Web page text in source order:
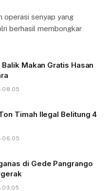
operasi senyap yang
berhasil membongkar
Balik Makan Gratis Hasan
08.05
Timah Ilegal Belitung 4
06.05
di Gede Pangrango
03.05